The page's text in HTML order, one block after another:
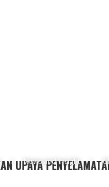
News and Insight
UPAYA